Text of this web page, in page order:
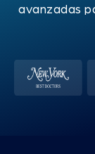
avanzadas